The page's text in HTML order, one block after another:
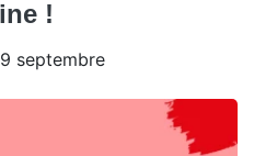
!
septembre